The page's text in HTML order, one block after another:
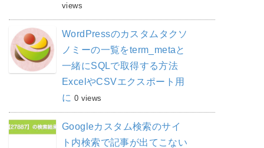
views
WordPressのカスタムタクソ
ノミーの一覧をterm_metaと
一緒にSQLで取得する方法
ExcelやCSVエクスポート用
に 0 views
Googleカスタム検索のサイ
ト内検索で記事が出てこない